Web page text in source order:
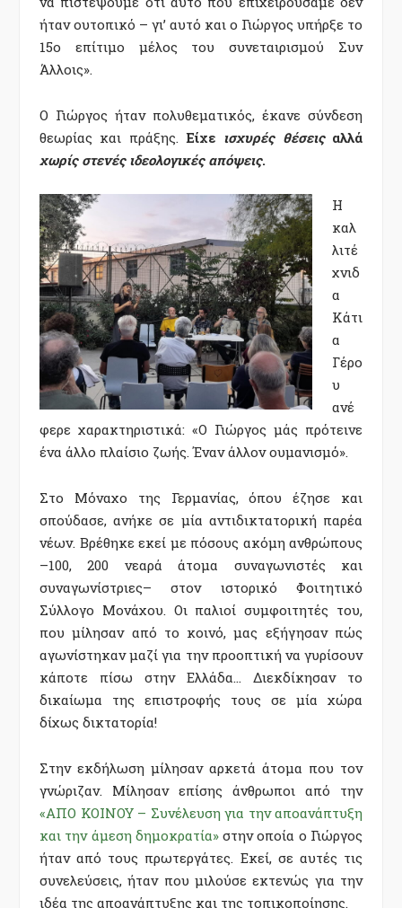
ήταν ουτοπικό – γι’ αυτό και ο Γιώργος υπήρξε το
15ο επίτιμο μέλος του συνεταιρισμού Συν
Άλλοις».
Ο Γιώργος ήταν πολυθεματικός, έκανε σύνδεση
θεωρίας και πράξης. Είχε ισχυρές θέσειςαλλά
χωρίς στενές ιδεολογικές απόψεις.
Η
καλ
λιτέ
χνιδ
α
Κάτι
α
Γέρο
υ
ανέ
φερε χαρακτηριστικά: «Ο Γιώργος μάς πρότεινε
ένα άλλο πλαίσιο ζωής. Έναν άλλον ουμανισμό».
Στο Μόναχο της Γερμανίας, όπου έζησε και
σπούδασε, ανήκε σε μία αντιδικτατορική παρέα
νέων. Βρέθηκε εκεί με πόσους ακόμη ανθρώπους
–100, 200 νεαρά άτομα συναγωνιστές και
συναγωνίστριες– στον ιστορικό Φοιτητικό
Σύλλογο Μονάχου. Οι παλιοί συμφοιτητές του,
που μίλησαν από το κοινό, μας εξήγησαν πώς
αγωνίστηκαν μαζί για την προοπτική να γυρίσουν
κάποτε πίσω στην Ελλάδα… Διεκδίκησαν το
δικαίωμα της επιστροφής τους σε μία χώρα
δίχως δικτατορία!
Στην εκδήλωση μίλησαν αρκετά άτομα που τον
γνώριζαν. Μίλησαν επίσης άνθρωποι από την
«ΑΠΟ ΚΟΙΝΟΥ – Συνέλευση για την αποανάπτυξη
και την άμεση δημοκρατία»στην οποία ο Γιώργος
ήταν από τους πρωτεργάτες. Εκεί, σε αυτές τις
συνελεύσεις, ήταν που μιλούσε εκτενώς για την
ιδέα της αποανάπτυξης και της τοπικοποίησης.